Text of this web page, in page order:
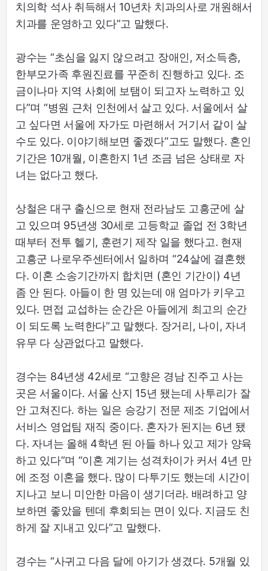
치의학 석사 취득해서 10년차 치과의사로 개원해서
치과를 운영하고 있다”고 말했다.
광수는 “초심을 잃지 않으려고 장애인, 저소득층,
한부모가족 후원진료를 꾸준히 진행하고 있다. 조
금이나마 지역 사회에 보탬이 되고자 노력하고 있
다”며 “병원 근처 인천에서 살고 있다. 서울에서 살
고 싶다면 서울에 자가도 마련해서 거기서 같이 살
수도 있다. 이야기해보면 좋겠다”고도 말했다. 혼인
기간은 10개월, 이혼한지 1년 조금 넘은 상태로 자
녀는 없다고 했다.
상철은 대구 출신으로 현재 전라남도 고흥군에 살
고 있으며 95년생 30세로 고등학교 졸업 전 3학년
때부터 전투 헬기, 훈련기 제작 일을 했다고. 현재
고흥군 나로우주센터에서 일하며 “24살에 결혼했
다. 이혼 소송기간까지 합치면 (혼인 기간이) 4년
좀 안 된다. 아들이 한 명 있는데 애 엄마가 키우고
있다. 면접 교섭하는 순간은 아들에게 최고의 순간
이 되도록 노력한다”고 말했다. 장거리, 나이, 자녀
유무 다 상관없다고 말했다.
경수는 84년생 42세로 “고향은 경남 진주고 사는
곳은 서울이다. 서울 산지 15년 됐는데 사투리가 잘
안 고쳐진다. 하는 일은 승강기 전문 제조 기업에서
서비스 영업팀 재직 중이다. 혼자가 된지는 6년 됐
다. 자녀는 올해 4학년 된 아들 하나 있고 제가 양육
하고 있다”며 “이혼 계기는 성격차이가 커서 4년 만
에 조정 이혼을 했다. 많이 다투기도 했는데 시간이
지나고 보니 미안한 마음이 생기더라. 배려하고 양
보하면 좋았을 텐데 후회되는 면이 있다. 지금도 친
하게 잘 지내고 있다”고 말했다.
경수는 “사귀고 다음 달에 아기가 생겼다. 5개월 있